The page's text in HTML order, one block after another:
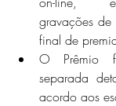
gravações
final de
O Prêmio
separada
acordo aos